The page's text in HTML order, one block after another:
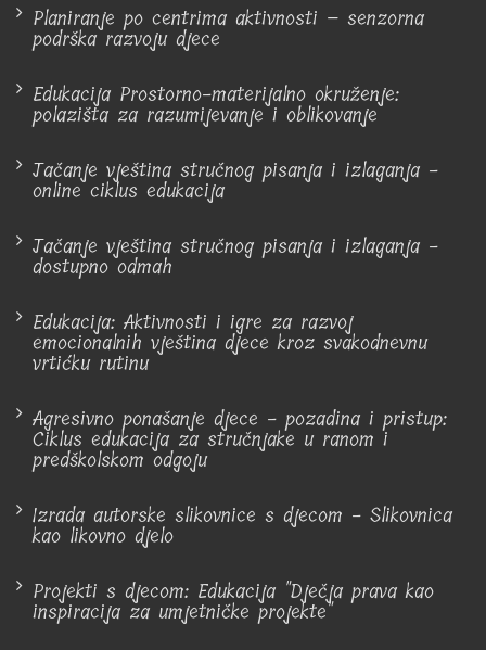
Planiranje po centrima aktivnosti – senzorna
podrška razvoju djece
Edukacija Prostorno-materijalno okruženje:
polazišta za razumijevanje i oblikovanje
Jačanje vještina stručnog pisanja i izlaganja -
online ciklus edukacija
Jačanje vještina stručnog pisanja i izlaganja -
dostupno odmah
Edukacija: Aktivnosti i igre za razvoj
emocionalnih vještina djece kroz svakodnevnu
vrtićku rutinu
Agresivno ponašanje djece - pozadina i pristup:
Ciklus edukacija za stručnjake u ranom i
predškolskom odgoju
Izrada autorske slikovnice s djecom - Slikovnica
kao likovno djelo
Projekti s djecom: Edukacija "Dječja prava kao
inspiracija za umjetničke projekte"